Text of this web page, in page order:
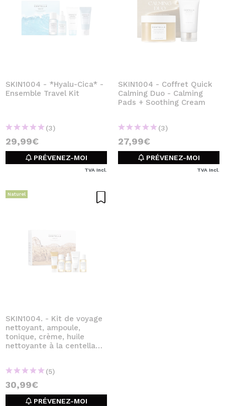
SKIN1004 - *Hyalu-Cica* -
Ensemble Travel Kit
(3)
29,99€
PRÉVENEZ-MOI
TVA Incl.
SKIN1004 - Coffret Quick
Calming Duo - Calming
Pads + Soothing Cream
(3)
27,99€
PRÉVENEZ-MOI
TVA Incl.
Naturel
SKIN1004. - Kit de voyage
nettoyant, ampoule,
tonique, crème, huile
nettoyante à la centella
(5)
30,99€
PRÉVENEZ-MOI